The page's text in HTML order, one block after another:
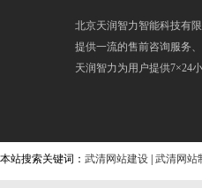
北京天润智力智能科技有
提供一流的售前咨询服务
天润智力为用户提供7×24
本站搜索关键词： 武清网站建设 武清网站